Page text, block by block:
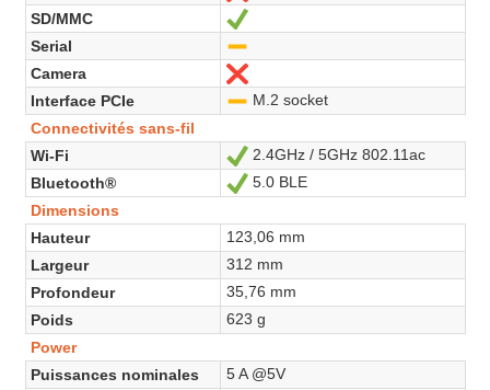
SD/MMC
Oui
Serial
Camera
Non
Interface PCIe
M.2 socket
Connectivités sans-fil
Wi-Fi
Oui
2.4GHz / 5GHz 802.11ac
Bluetooth®
Oui
5.0 BLE
Dimensions
Hauteur
123,06 mm
Largeur
312 mm
Profondeur
35,76 mm
Poids
623 g
Power
Puissances nominales
5 A @5V